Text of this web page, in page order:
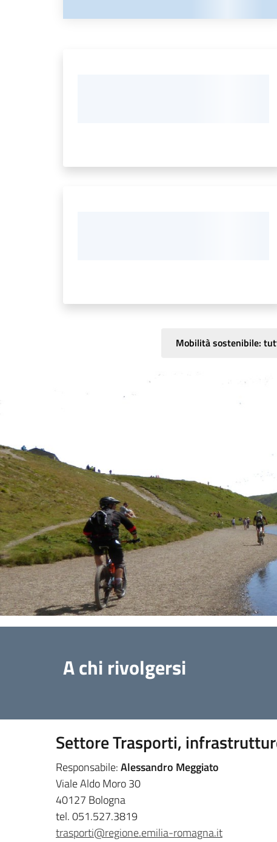
Mobilità sostenibile:
A chi rivolgersi
Settore Trasporti,
Responsabile:Alessandro Meggiato
Viale Aldo Moro 30
40127 Bologna
tel. 051.527.3819
trasporti@regione.emilia-romagna.it